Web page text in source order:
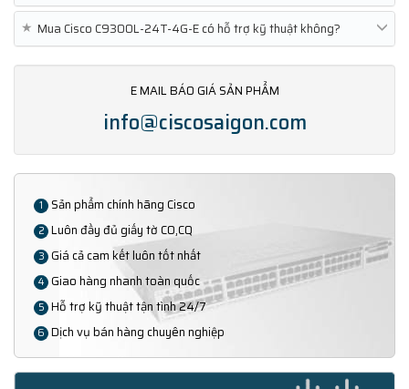
★ Mua Cisco C9300L-24T-4G-E có hỗ trợ kỹ thuật không?
E MAIL BÁO GIÁ SẢN PHẨM
info@ciscosaigon.com
1 Sản phẩm chính hãng Cisco
2 Luôn đầy đủ giấy tờ CO,CQ
3 Giá cả cam kết luôn tốt nhất
4 Giao hàng nhanh toàn quốc
5 Hỗ trợ kỹ thuật tận tình 24/7
6 Dịch vụ bán hàng chuyên nghiệp